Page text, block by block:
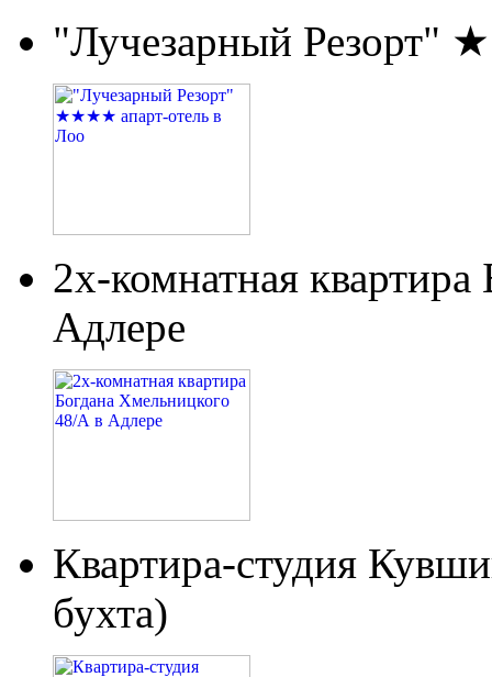
"Лучезарный Резорт"
2х-комнатная
Адлере
Квартира-студия
бухта)